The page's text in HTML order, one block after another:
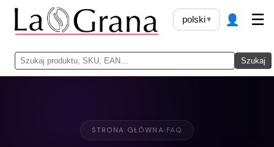
Szukaj
polski▾ 👤 ☰
STRONA GŁÓWNA › FAQ